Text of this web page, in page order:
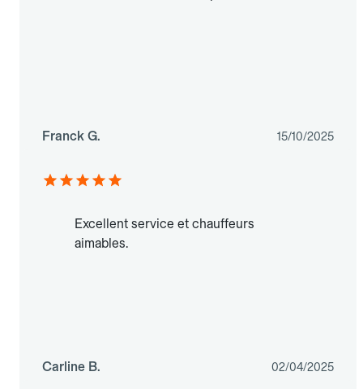
Franck G. 15/10/2025
Excellent service et chauffeurs
aimables.
Carline B. 02/04/2025